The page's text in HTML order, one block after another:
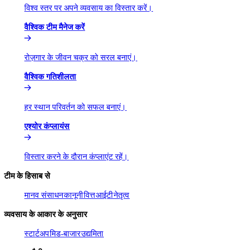
विश्व स्तर पर अपने व्यवसाय का विस्तार करें।​​
वैश्विक टीम मैनेज करें​​
रोज़गार के जीवन चक्र को सरल बनाएं।​​
वैश्विक गतिशीलता​​
हर स्थान परिवर्तन को सफल बनाएं।​​
एश्योर कंप्लायंस​​
विस्तार करने के दौरान कंप्लाएंट रहें।​​
टीम के हिसाब से​​
मानव संसाधन​​कानूनी​​वित्त​​आईटी​​नेतृत्व​​
व्यवसाय के आकार के अनुसार​​
स्टार्टअप​​मिड-बाजार​​उद्यमिता​​